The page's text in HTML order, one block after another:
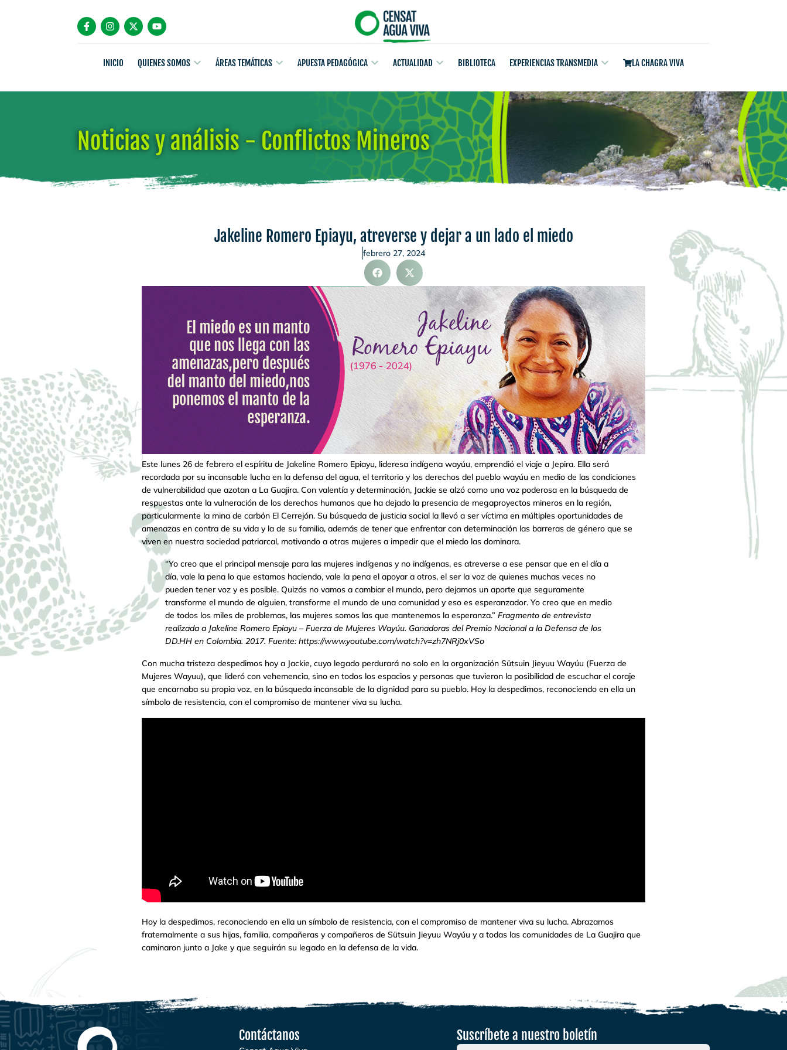
INICIO QUIENES SOMOS ÁREAS TEMÁTICAS APUESTA PEDAGÓGICA ACTUALIDAD BIBLIOTECA EXPERIENCIAS TRANSMEDIA LA CHAGRA VIVA
Noticias y análisis - Conflictos Mineros
Jakeline Romero Epiayu, atreverse y dejar a un lado el miedo
febrero 27, 2024
Este lunes 26 de febrero el espíritu de Jakeline Romero Epiayu, lideresa indígena wayúu, emprendió el viaje a Jepira. Ella será
recordada por su incansable lucha en la defensa del agua, el territorio y los derechos del pueblo wayúu en medio de las condiciones
de vulnerabilidad que azotan a La Guajira. Con valentía y determinación, Jackie se alzó como una voz poderosa en la búsqueda de
respuestas ante la vulneración de los derechos humanos que ha dejado la presencia de megaproyectos mineros en la región,
particularmente la mina de carbón El Cerrejón. Su búsqueda de justicia social la llevó a ser víctima en múltiples oportunidades de
amenazas en contra de su vida y la de su familia, además de tener que enfrentar con determinación las barreras de género que se
viven en nuestra sociedad patriarcal, motivando a otras mujeres a impedir que el miedo las dominara.
“Yo creo que el principal mensaje para las mujeres indígenas y no indígenas, es atreverse a ese pensar que en el día a
día, vale la pena lo que estamos haciendo, vale la pena el apoyar a otros, el ser la voz de quienes muchas veces no
pueden tener voz y es posible. Quizás no vamos a cambiar el mundo, pero dejamos un aporte que seguramente
transforme el mundo de alguien, transforme el mundo de una comunidad y eso es esperanzador. Yo creo que en medio
de todos los miles de problemas, las mujeres somos las que mantenemos la esperanza.” Fragmento de entrevista
realizada a Jakeline Romero Epiayu – Fuerza de Mujeres Wayúu. Ganadoras del Premio Nacional a la Defensa de los
DD.HH en Colombia. 2017. Fuente: https://www.youtube.com/watch?v=zh7NRj0xVSo
Con mucha tristeza despedimos hoy a Jackie, cuyo legado perdurará no solo en la organización Sütsuin Jieyuu Wayúu (Fuerza de
Mujeres Wayuu), que lideró con vehemencia, sino en todos los espacios y personas que tuvieron la posibilidad de escuchar el coraje
que encarnaba su propia voz, en la búsqueda incansable de la dignidad para su pueblo. Hoy la despedimos, reconociendo en ella un
símbolo de resistencia, con el compromiso de mantener viva su lucha.
Hoy la despedimos, reconociendo en ella un símbolo de resistencia, con el compromiso de mantener viva su lucha. Abrazamos
fraternalmente a sus hijas, familia, compañeras y compañeros de Sütsuin Jieyuu Wayúu y a todas las comunidades de La Guajira que
caminaron junto a Jake y que seguirán su legado en la defensa de la vida.
Contáctanos Suscríbete a nuestro boletín